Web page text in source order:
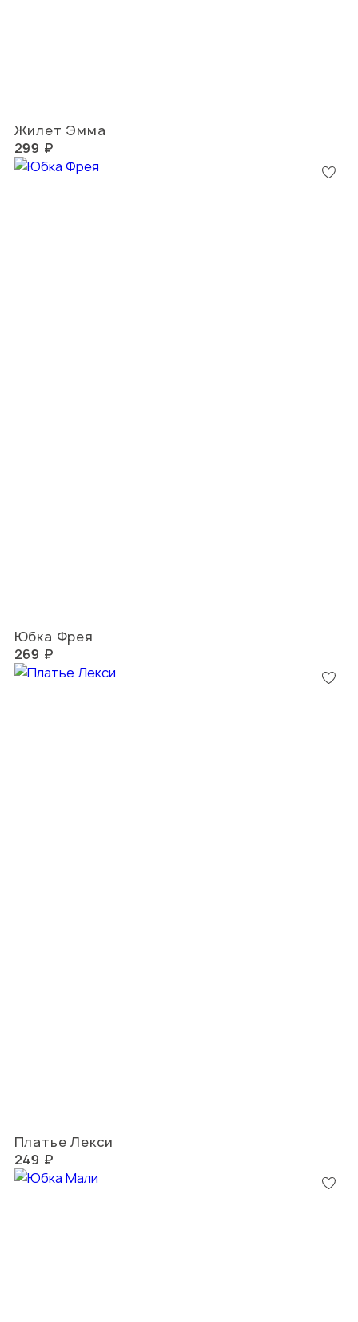
Жилет Эмма
299 ₽
Юбка Фрея
269 ₽
Платье Лекси
249 ₽